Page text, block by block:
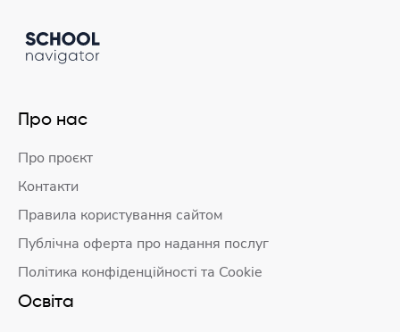
Про нас
Про проєкт
Контакти
Правила користування сайтом
Публічна оферта про надання послуг
Політика конфіденційності та Cookie
Освіта